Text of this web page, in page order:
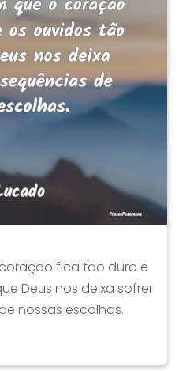
fica tão duro e
Deus nos deixa sofrer
nossas escolhas.